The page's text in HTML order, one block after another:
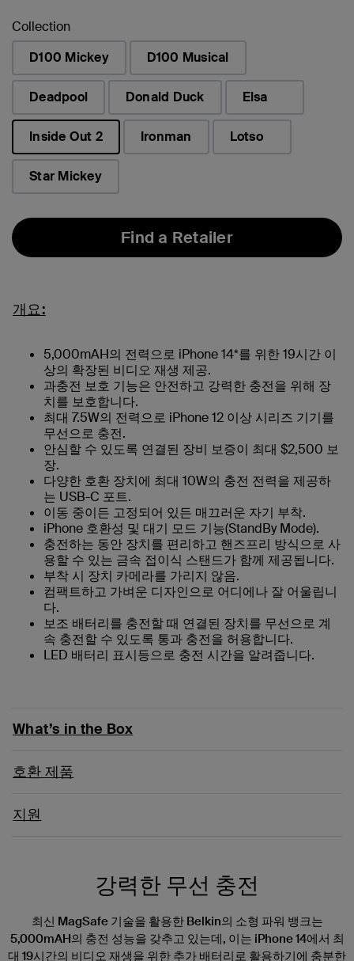
Collection
D100 Mickey
D100 Musical
Deadpool Donald Duck Elsa
Inside Out 2
선택됨
Ironman Lotso
Star Mickey
Find a Retailer
개요:
5,000mAH의 전력으로 iPhone 14*를 위한 19시간 이
상의 확장된 비디오 재생 제공.
과충전 보호 기능은 안전하고 강력한 충전을 위해 장
치를 보호합니다.
최대 7.5W의 전력으로 iPhone 12 이상 시리즈 기기를
무선으로 충전.
안심할 수 있도록 연결된 장비 보증이 최대 $2,500 보
장.
다양한 호환 장치에 최대 10W의 충전 전력을 제공하
는 USB-C 포트.
이동 중이든 고정되어 있든 매끄러운 자기 부착.
iPhone 호환성 및 대기 모드 기능(StandBy Mode).
충전하는 동안 장치를 편리하고 핸즈프리 방식으로 사
용할 수 있는 금속 접이식 스탠드가 함께 제공됩니다.
부착 시 장치 카메라를 가리지 않음.
컴팩트하고 가벼운 디자인으로 어디에나 잘 어울립니
다.
보조 배터리를 충전할 때 연결된 장치를 무선으로 계
속 충전할 수 있도록 통과 충전을 허용합니다.
LED 배터리 표시등으로 충전 시간을 알려줍니다.
What’s in the Box
호환 제품
지원
강력한 무선 충전
최신 MagSafe 기술을 활용한 Belkin의 소형 파워 뱅크는
5,000mAH의 충전 성능을 갖추고 있는데, 이는 iPhone 14에서 최
대 19시간의 비디오 재생을 위한 추가 배터리로 활용하기에 충분한